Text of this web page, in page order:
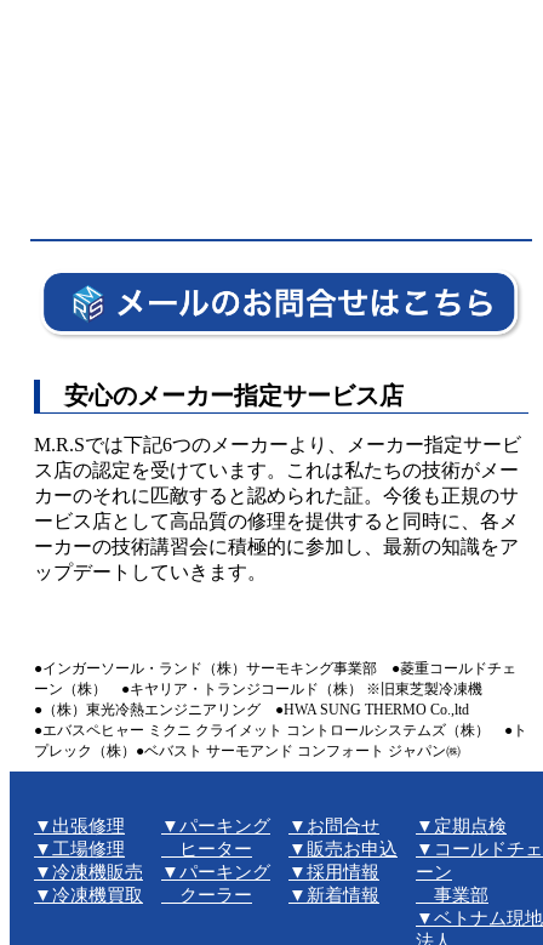
安心のメーカー指定サービス店
M.R.Sでは下記6つのメーカーより、メーカー指定サービ
ス店の認定を受けています。これは私たちの技術がメー
カーのそれに匹敵すると認められた証。今後も正規のサ
ービス店として高品質の修理を提供すると同時に、各メ
ーカーの技術講習会に積極的に参加し、最新の知識をア
ップデートしていきます。
●インガーソール・ランド（株）サーモキング事業部 ●菱重コールドチェ
ーン（株） ●キヤリア・トランジコールド（株） ※旧東芝製冷凍機
●（株）東光冷熱エンジニアリング ●HWA SUNG THERMO Co.,ltd
●エバスペヒャー ミクニ クライメット コントロールシステムズ（株） ●ト
プレック（株）●ベバスト サーモアンド コンフォート ジャパン㈱
▼︎出張修理
▼︎工場修理
▼︎冷凍機販売
▼︎冷凍機買取
▼︎パーキング
ヒーター
▼︎パーキング
クーラー
▼︎お問合せ
▼︎販売お申込
▼︎採用情報
▼︎新着情報
▼︎定期点検
▼︎コールドチェ
ーン
事業部
▼︎ベトナム現地